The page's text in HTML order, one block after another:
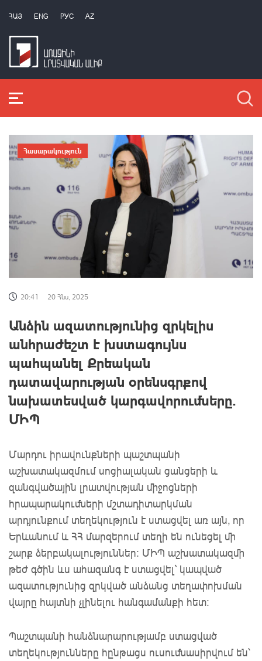
ՀԱՅ ENG РУС AZ
Հասարակություն
20:41 20 Հնս, 2025
Անձին ազատությունից զրկելիս
անհրաժեշտ է խստագույնս
պահպանել Քրեական
դատավարության օրենսգրքով
նախատեսված կարգավորումները.
ՄԻՊ
Մարդու իրավունքների պաշտպանի
աշխատակազմում սոցիալական ցանցերի և
զանգվածային լրատվության միջոցների
հրապարակումների մշտադիտարկման
արդյունքում տեղեկություն է ստացվել առ այն, որ
Երևանում և ՀՀ մարզերում տեղի են ունեցել մի
շարք ձերբակալություններ։ ՄԻՊ աշխատակազմի
թեժ գծին ևս ահազանգ է ստացվել` կապված
ազատությունից զրկված անձանց տեղափոխման
վայրը հայտնի չլինելու հանգամանքի հետ:
Պաշտպանի հանձնարարությամբ ստացված
տեղեկությունները հընթացս ուսումնասիրվում են՝